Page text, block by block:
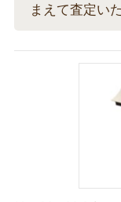
まえて査定い